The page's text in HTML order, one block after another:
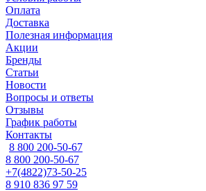
Оплата
Доставка
Полезная информация
Акции
Бренды
Статьи
Новости
Вопросы и ответы
Отзывы
График работы
Контакты
8 800 200-50-67
8 800 200-50-67
+7(4822)73-50-25
8 910 836 97 59